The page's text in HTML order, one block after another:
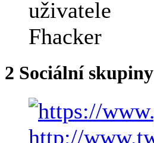
2 Sociální skupiny